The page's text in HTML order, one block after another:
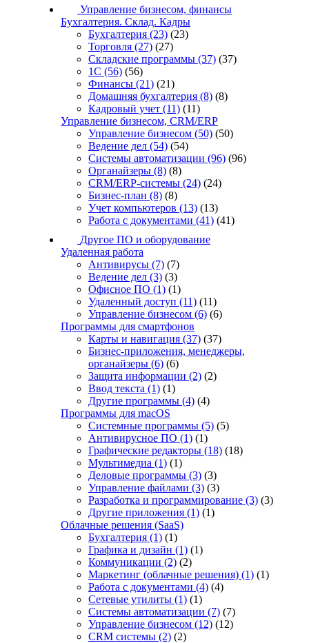
Управление бизнесом, финансы
Бухгалтерия. Склад. Кадры
Бухгалтерия (23) (23)
Торговля (27) (27)
Складские программы (37) (37)
1С (56) (56)
Финансы (21) (21)
Домашняя бухгалтерия (8) (8)
Кадровый учет (11) (11)
Управление бизнесом, CRM/ERP
Управление бизнесом (50) (50)
Ведение дел (54) (54)
Системы автоматизации (96) (96)
Органайзеры (8) (8)
CRM/ERP-системы (24) (24)
Бизнес-план (8) (8)
Учет компьютеров (13) (13)
Работа с документами (41) (41)
Другое ПО и оборудование
Удаленная работа
Антивирусы (7) (7)
Ведение дел (3) (3)
Офисное ПО (1) (1)
Удаленный доступ (11) (11)
Управление бизнесом (6) (6)
Программы для смартфонов
Карты и навигация (37) (37)
Бизнес-приложения, менеджеры,
органайзеры (6) (6)
Защита информации (2) (2)
Ввод текста (1) (1)
Другие программы (4) (4)
Программы для macOS
Системные программы (5) (5)
Антивирусное ПО (1) (1)
Графические редакторы (18) (18)
Мультимедиа (1) (1)
Деловые программы (3) (3)
Управление файлами (3) (3)
Разработка и программирование (3) (3)
Другие приложения (1) (1)
Облачные решения (SaaS)
Бухгалтерия (1) (1)
Графика и дизайн (1) (1)
Коммуникации (2) (2)
Маркетинг (облачные решения) (1) (1)
Работа с документами (4) (4)
Сетевые утилиты (1) (1)
Системы автоматизации (7) (7)
Управление бизнесом (12) (12)
CRM системы (2) (2)